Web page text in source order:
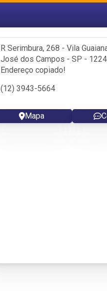
Fazer login
Criar conta
R Serimbura, 268 - Vila
José dos Campos - SP -
Endereço copiado!
(12) 3943-5664
Mapa